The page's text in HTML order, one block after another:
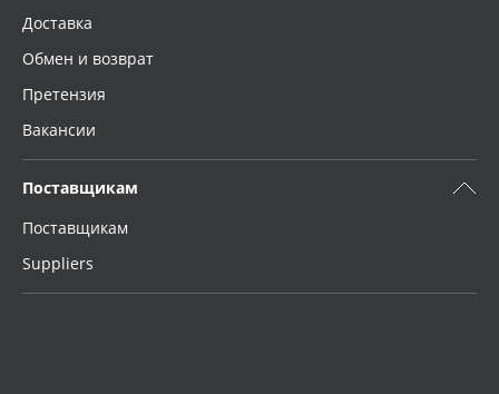
Доставка
Обмен и возврат
Претензия
Вакансии
Поставщикам
Поставщикам
Suppliers